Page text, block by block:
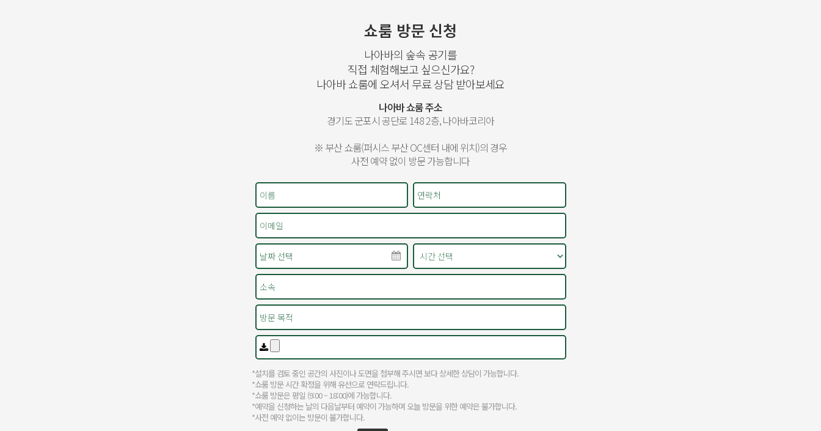
쇼룸 방문 신청
나아바의 숲속 공기를
직접 체험해보고 싶으신가요?
나아바 쇼룸에 오셔서 무료 상담 받아보세요
나아바 쇼룸 주소
경기도 군포시 공단로 148 2층, 나아바코리아
※ 부산 쇼룸(퍼시스 부산 OC센터 내에 위치)의 경우
사전 예약 없이 방문 가능합니다